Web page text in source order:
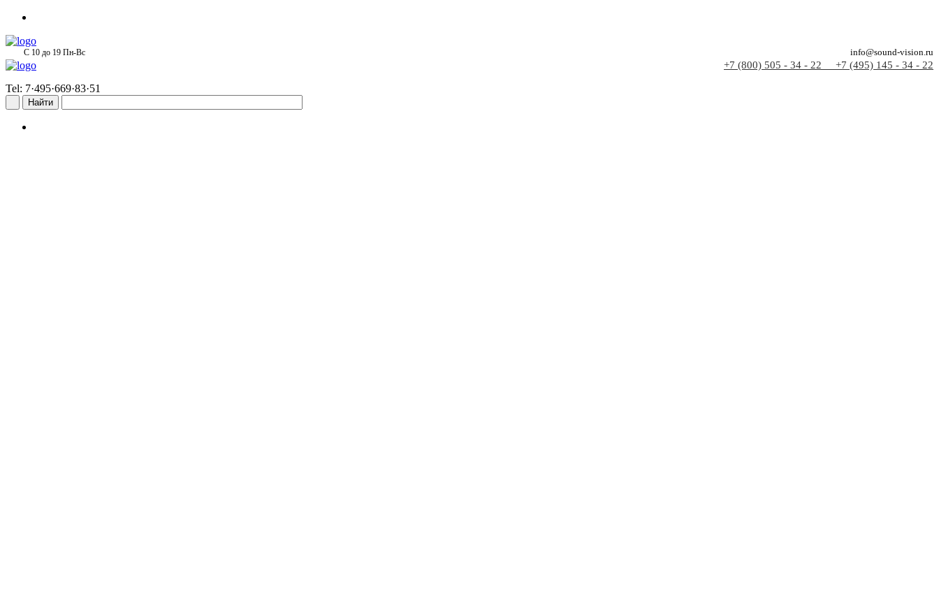
С 10 до 19 Пн-Вс info@sound-vision.ru
+7 (800) 505 - 34 - 22 +7 (495) 145 - 34 - 22
Tel: 7·495·669·83·51